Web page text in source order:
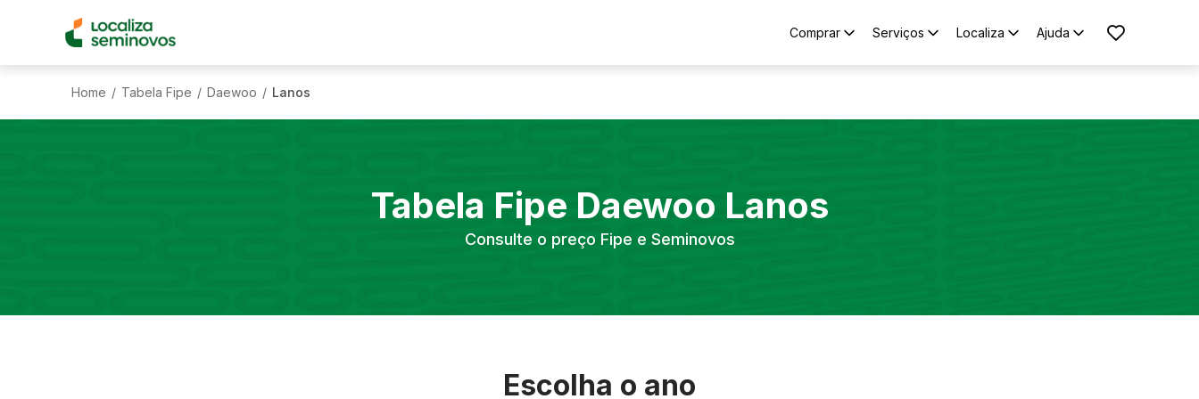
Comprar Serviços Localiza Ajuda
Home / Tabela Fipe / Daewoo / Lanos
Tabela Fipe Daewoo Lanos
Consulte o preço Fipe e Seminovos
Escolha o ano